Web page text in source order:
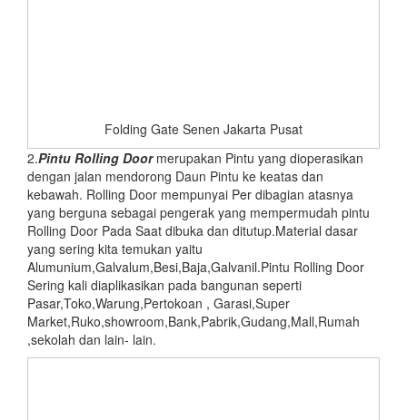
Folding Gate Senen Jakarta Pusat
2.Pintu Rolling Doormerupakan Pintu yang dioperasikan
dengan jalan mendorong Daun Pintu ke keatas dan
kebawah. Rolling Door mempunyai Per dibagian atasnya
yang berguna sebagai pengerak yang mempermudah pintu
Rolling Door Pada Saat dibuka dan ditutup.Material dasar
yang sering kita temukan yaitu
Alumunium,Galvalum,Besi,Baja,Galvanil.Pintu Rolling Door
Sering kali diaplikasikan pada bangunan seperti
Pasar,Toko,Warung,Pertokoan , Garasi,Super
Market,Ruko,showroom,Bank,Pabrik,Gudang,Mall,Rumah
,sekolah dan lain- lain.